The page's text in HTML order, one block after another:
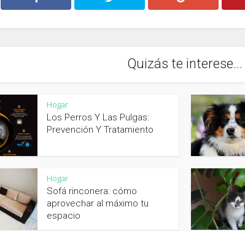
Quizás te interese...
Hogar
Los Perros Y Las Pulgas:
Prevención Y Tratamiento
Hogar
Sofá rinconera: cómo
aprovechar al máximo tu
espacio